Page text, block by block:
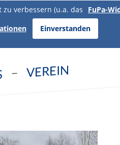
VEREIN
verbessern (u.a. das
FuPa-
Einverstanden